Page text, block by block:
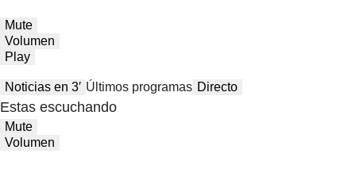
Mute
Volumen
Play
Noticias en 3′ Últimos programas Directo
Estas escuchando
Mute
Volumen